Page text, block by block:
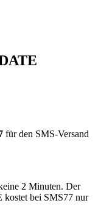
für den SMS-Versand
2 Minuten. Der
kostet bei SMS77 nur